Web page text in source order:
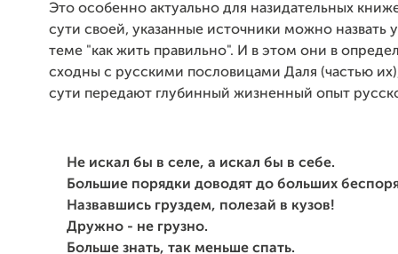
Это особенно актуально для назидательных
сути своей, указанные источники можно назвать
теме "как жить правильно". И в этом они в
сходны с русскими пословицами Даля (частью
сути передают глубинный жизненный опыт
Не искал бы в селе, а искал бы в себе.
Большие порядки доводят до больших
Назвавшись груздем, полезай в кузов!
Дружно - не грузно.
Больше знать, так меньше спать.